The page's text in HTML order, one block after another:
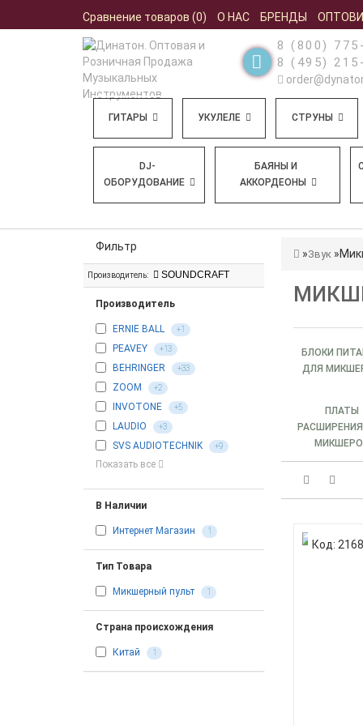
Сравнение товаров (0) О НАС БРЕНДЫ
8 (800)
8 (495)
ГИТАРЫ УКУЛЕЛЕ СТРУНЫ
DJ-
ОБОРУДОВАНИЕ
БАЯНЫ И
АККОРДЕОНЫ
Фильтр
Производитель: SOUNDCRAFT
Производитель
ERNIE BALL +1
PEAVEY +13
BEHRINGER +33
ZOOM +2
INVOTONE +5
LAUDIO +3
SVS AUDIOTECHNIK +9
Показать все
В Наличии
Интернет Магазин 1
Тип Товара
Микшерный пульт 1
Страна происхождения
Китай 1
Звук
БЛОКИ
ДЛЯ
ПЛАТЫ
Код: